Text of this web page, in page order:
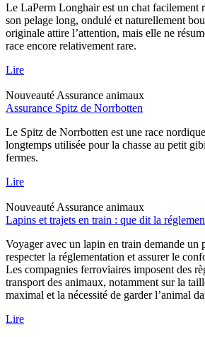
Le LaPerm Longhair est un chat facilement
son pelage long, ondulé et naturellement
originale attire l’attention, mais elle ne
race encore relativement rare.
Lire
Nouveauté Assurance animaux
Assurance Spitz de Norrbotten
Le Spitz de Norrbotten est une race
longtemps utilisée pour la chasse au petit
fermes.
Lire
Nouveauté Assurance animaux
Lapins et trajets en train : que dit la
Voyager avec un lapin en train demande un
respecter la réglementation et assurer le
Les compagnies ferroviaires imposent des
transport des animaux, notamment sur la
maximal et la nécessité de garder l’animal
Lire